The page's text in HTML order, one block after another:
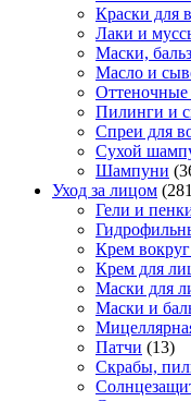
Краски для
Лаки и
Маски,
Масло и
Оттеночные
Пилинги и
Спреи для
Сухой
Шампуни
Уход за лицом
Гели и
Крем вокруг
Крем для
Маски для
Маски и
Патчи (13)
Скрабы,